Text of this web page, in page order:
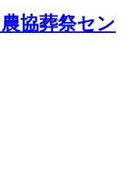
協葬祭セン